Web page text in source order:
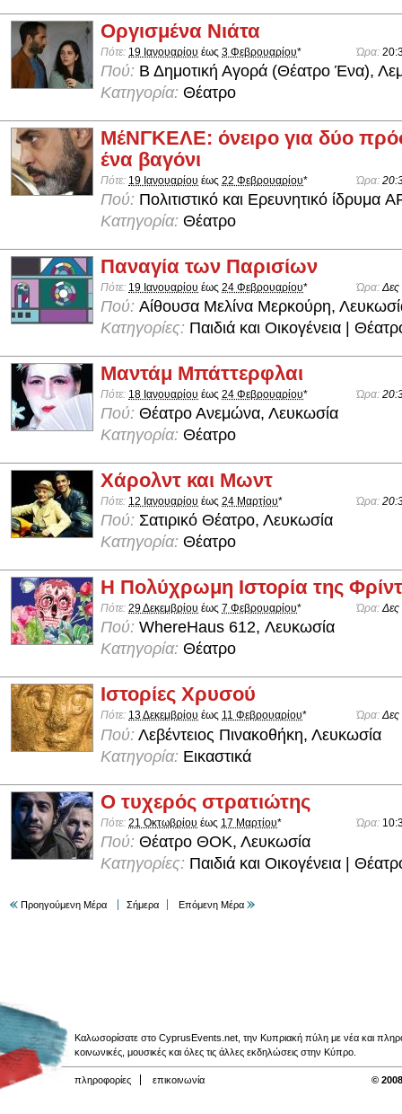
Οργισμένα Νιάτα
Πότε: 19 Ιανουαρίου έως 3 Φεβρουαρίου* Ώρα:
Πού: Β Δημοτική Αγορά (Θέατρο Ένα),
Κατηγορία: Θέατρο
ΜέΝΓΚΕΛΕ: όνειρο για δύο
ένα βαγόνι
Πότε: 19 Ιανουαρίου έως 22 Φεβρουαρίου* Ώρα:
Πού: Πολιτιστικό και Ερευνητικό ίδρυμα
Κατηγορία: Θέατρο
Παναγία των Παρισίων
Πότε: 19 Ιανουαρίου έως 24 Φεβρουαρίου* Ώρα:Δες
Πού: Aίθουσα Μελίνα Μερκούρη,
Κατηγορίες: Παιδιά και Οικογένεια |
Μαντάμ Μπάττερφλαι
Πότε: 18 Ιανουαρίου έως 24 Φεβρουαρίου* Ώρα:
Πού: Θέατρο Ανεμώνα, Λευκωσία
Κατηγορία: Θέατρο
Χάρολντ και Μωντ
Πότε: 12 Ιανουαρίου έως 24 Μαρτίου* Ώρα:
Πού: Σατιρικό Θέατρο, Λευκωσία
Κατηγορία: Θέατρο
Η Πολύχρωμη Ιστορία της
Πότε: 29 Δεκεμβρίου έως 7 Φεβρουαρίου* Ώρα:Δες
Πού: WhereHaus 612, Λευκωσία
Κατηγορία: Θέατρο
Ιστορίες Χρυσού
Πότε: 13 Δεκεμβρίου έως 11 Φεβρουαρίου* Ώρα:Δες
Πού: Λεβέντειος Πινακοθήκη, Λευκωσία
Κατηγορία: Εικαστικά
Ο τυχερός στρατιώτης
Πότε: 21 Οκτωβρίου έως 17 Μαρτίου* Ώρα:
Πού: Θέατρο ΘΟΚ, Λευκωσία
Κατηγορίες: Παιδιά και Οικογένεια |
Προηγούμενη Μέρα Σήμερα Επόμενη Μέρα
Καλωσορίσατε στο CyprusEvents.net, την Κυπριακή πύλη με νέα και
κοινωνικές, μουσικές και όλες τις άλλες εκδηλώσεις στην Κύπρο.
πληροφορίες επικοινωνία ©